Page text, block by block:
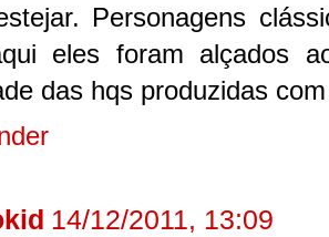
Personagens
eles foram alçados
das hqs produzidas
14/12/2011, 13:09